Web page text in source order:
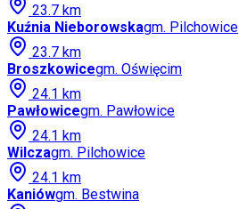
23.7 km
Kuźnia Nieborowskagm. Pilchowice
23.7 km
Broszkowicegm. Oświęcim
24.1 km
Pawłowicegm. Pawłowice
24.1 km
Wilczagm. Pilchowice
24.1 km
Kaniówgm. Bestwina